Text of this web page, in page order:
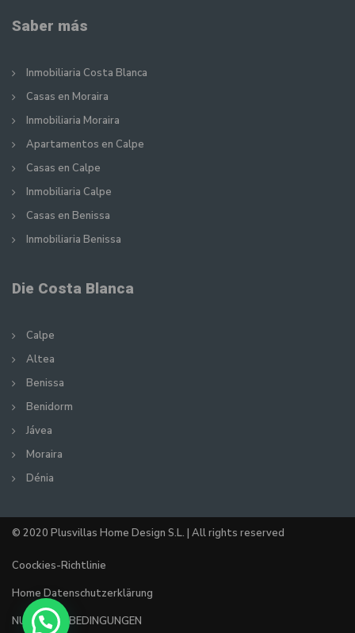
Saber más
Inmobiliaria Costa Blanca
Casas en Moraira
Inmobiliaria Moraira
Apartamentos en Calpe
Casas en Calpe
Inmobiliaria Calpe
Casas en Benissa
Inmobiliaria Benissa
Die Costa Blanca
Calpe
Altea
Benissa
Benidorm
Jávea
Moraira
Dénia
© 2020 Plusvillas Home Design S.L. | All rights reserved
Coockies-Richtlinie
Home Datenschutzerklärung
NUTZUNGSBEDINGUNGEN